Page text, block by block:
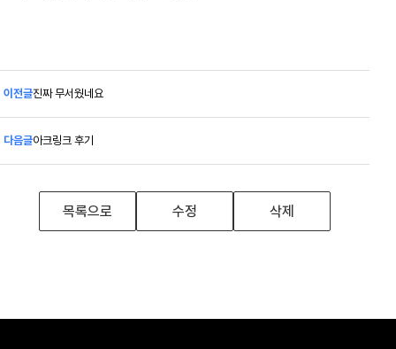
이전글진짜 무서웠네요
다음글아크링크 후기
목록으로 수정 삭제